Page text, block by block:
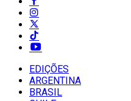
EDIÇÕES
ARGENTINA
BRASIL